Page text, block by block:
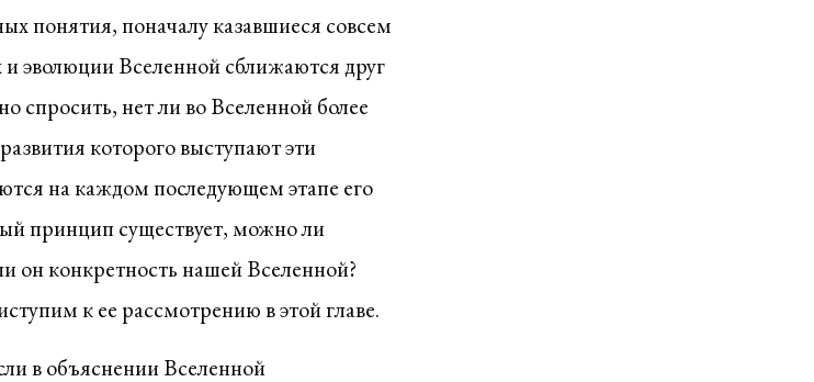
понятия, поначалу казавшиеся совсем
эволюции Вселенной сближаются друг
спросить, нет ли во Вселенной более
которого выступают эти
на каждом последующем этапе его
принцип существует, можно ли
он конкретность нашей Вселенной?
к ее рассмотрению в этой главе.
в объяснении Вселенной